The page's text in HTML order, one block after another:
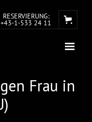
RESERVIERUNG:
+43-1-533 24 11